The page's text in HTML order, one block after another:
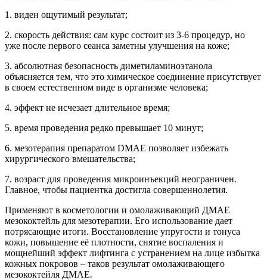
1. виден ощутимый результат;
2. скорость действия: сам курс состоит из 3-6 процедур, но
уже после первого сеанса заметны улучшения на коже;
3. абсолютная безопасность диметиламиноэтанола
объясняется тем, что это химическое соединение присутствует
в своем естественном виде в организме человека;
4. эффект не исчезает длительное время;
5. время проведения редко превышает 10 минут;
6. мезотерапия препаратом DMAE позволяет избежать
хирургического вмешательства;
7. возраст для проведения микроинъекций неограничен.
Главное, чтобы пациентка достигла совершеннолетия.
Применяют в косметологии и омолаживающий ДМАЕ
мезококтейль для мезотерапии. Его использование дает
потрясающие итоги. Восстановление упругости и тонуса
кожи, повышение её плотности, снятие воспаления и
мощнейший эффект лифтинга с устранением на лице избытка
кожных покровов – таков результат омолаживающего
мезококтейля ДМАЕ.